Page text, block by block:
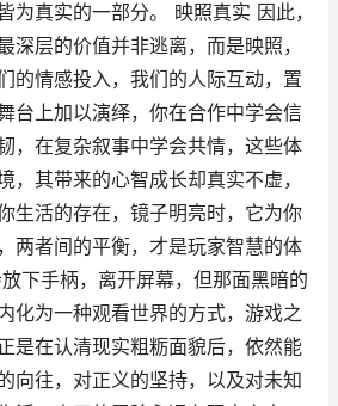
为真实的一部分。 映照真实 因此，
深层的价值并非逃离，而是映照，
的情感投入，我们的人际互动，置
台上加以演绎，你在合作中学会信
，在复杂叙事中学会共情，这些体
，其带来的心智成长却真实不虚，
生活的存在，镜子明亮时，它为你
两者间的平衡，才是玩家智慧的体
下手柄，离开屏幕，但那面黑暗的
化为一种观看世界的方式，游戏之
是在认清现实粗粝面貌后，依然能
向往，对正义的坚持，以及对未知